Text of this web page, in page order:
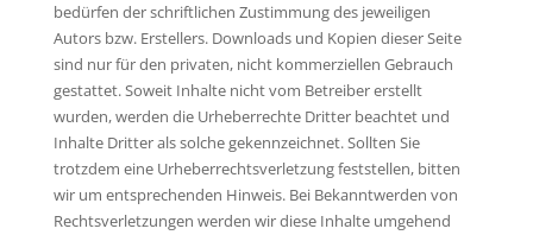
bedürfen der schriftlichen Zustimmung des jeweiligen
Autors bzw. Erstellers. Downloads und Kopien dieser Seite
sind nur für den privaten, nicht kommerziellen Gebrauch
gestattet. Soweit Inhalte nicht vom Betreiber erstellt
wurden, werden die Urheberrechte Dritter beachtet und
Inhalte Dritter als solche gekennzeichnet. Sollten Sie
trotzdem eine Urheberrechtsverletzung feststellen, bitten
wir um entsprechenden Hinweis. Bei Bekanntwerden von
Rechtsverletzungen werden wir diese Inhalte umgehend